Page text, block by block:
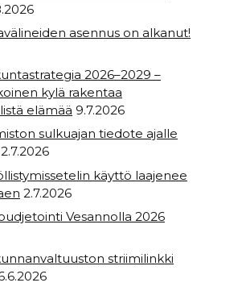
asennus on alkanut!
2026–2029 –
kylä rakentaa
elämää 9.7.2026
sulkuajan tiedote ajalle
2.7.2026
käyttö laajenee
2.7.2026
Vesannolla 2026
striimilinkki